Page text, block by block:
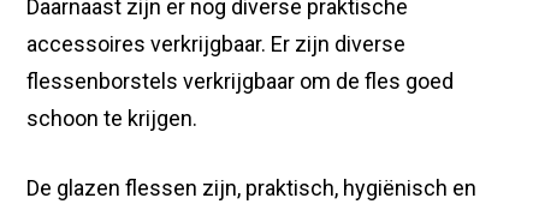
Daarnaast zijn er nog diverse praktische
accessoires verkrijgbaar. Er zijn diverse
flessenborstels verkrijgbaar om de fles goed
schoon te krijgen.
De glazen flessen zijn, praktisch, hygiënisch en